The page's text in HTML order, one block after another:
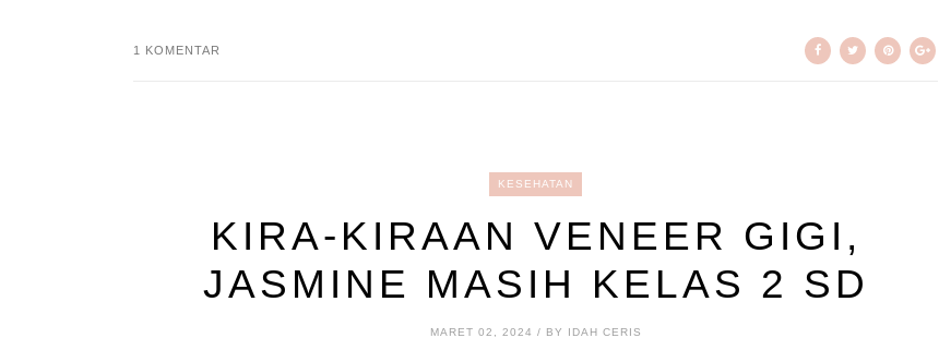
1 KOMENTAR
KESEHATAN
KIRA-KIRAAN VENEER GIGI,
JASMINE MASIH KELAS 2 SD
MARET 02, 2024 / BY IDAH CERIS